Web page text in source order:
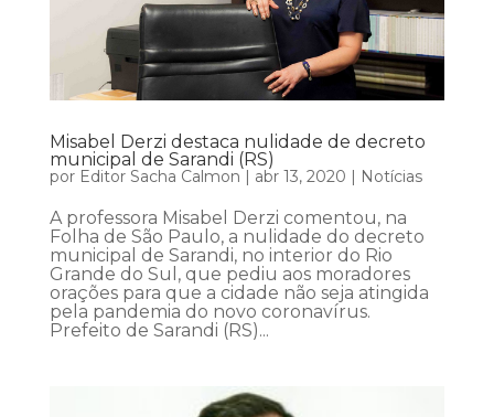
Misabel Derzi destaca nulidade de decreto
municipal de Sarandi (RS)
por Editor Sacha Calmon | abr 13, 2020 | Notícias
A professora Misabel Derzi comentou, na
Folha de São Paulo, a nulidade do decreto
municipal de Sarandi, no interior do Rio
Grande do Sul, que pediu aos moradores
orações para que a cidade não seja atingida
pela pandemia do novo coronavírus.
Prefeito de Sarandi (RS)...